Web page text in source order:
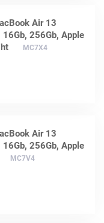
Air 13
256Gb, Apple
MC7X4
Air 13
256Gb, Apple
MC7V4